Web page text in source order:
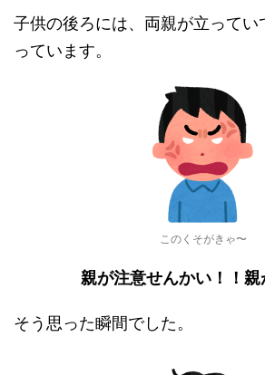
子供の後ろには、両親が立ってい
っています。
このくそがきゃ〜
親が注意せんかい！！親
そう思った瞬間でした。